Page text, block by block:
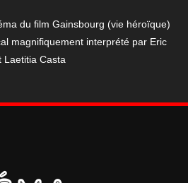
du film Gainsbourg (vie héroïque)
magnifiquement interprété par Eric
Laetitia Casta